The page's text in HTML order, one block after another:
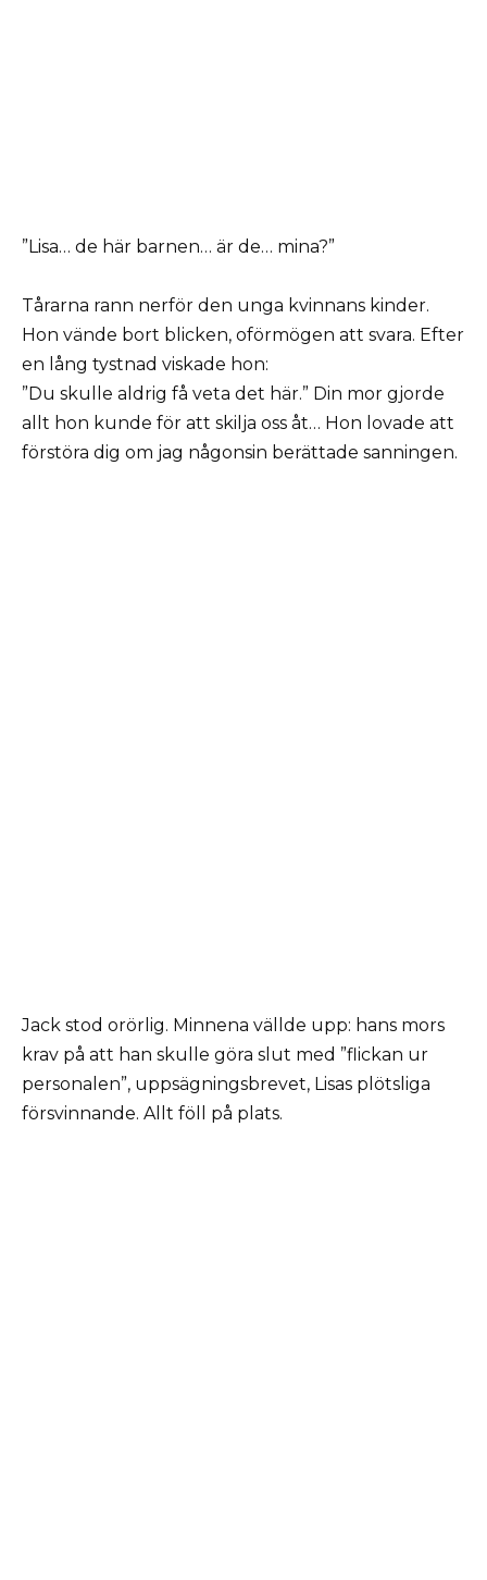
”Lisa… de här barnen… är de… mina?”
Tårarna rann nerför den unga kvinnans kinder.
Hon vände bort blicken, oförmögen att svara. Efter
en lång tystnad viskade hon:
”Du skulle aldrig få veta det här.” Din mor gjorde
allt hon kunde för att skilja oss åt… Hon lovade att
förstöra dig om jag någonsin berättade sanningen.
Jack stod orörlig. Minnena vällde upp: hans mors
krav på att han skulle göra slut med ”flickan ur
personalen”, uppsägningsbrevet, Lisas plötsliga
försvinnande. Allt föll på plats.